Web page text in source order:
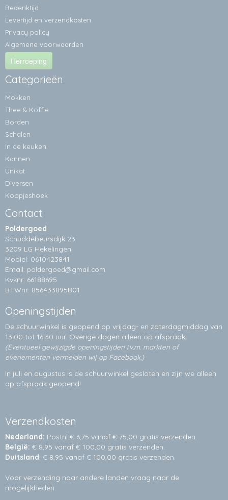
Bedenktijd
Levertijd en verzendkosten
Privacy policy
Algemene voorwaarden
Herroeping
Categorieën
Mokken
Thee & Koffie
Borden
Schalen
In de keuken
Kannen
Unikat
Diversen
Koopjeshoek
Contact
Poldergoed
Schuddebeursdijk 23
3209 LG Hekelingen
Mobiel: 0610423841
Email: poldergoed@gmail.com
Kvknr: 66188695
BTWnr: 856433895B01
Openingstijden
De schuurwinkel is geopend op vrijdag- en zaterdagmiddag van
13.00 tot 16.30 uur. Overige dagen alleen op afspraak.
(Eventueel gewijzigde openingstijden i.v.m. markten of
evenementen vermelden wij op Facebook.)
In juli en augustus is de schuurwinkel gesloten en zijn we alleen
op afspraak geopend!
Verzendkosten
Nederland: Postnl € 6,75 vanaf € 75,00 gratis verzenden.
België: € 8,95 vanaf € 100,00 gratis verzenden.
Duitsland: € 8,95 vanaf € 100,00 gratis verzenden.
Voor verzending naar andere landen vraag naar de
mogelijkheden.